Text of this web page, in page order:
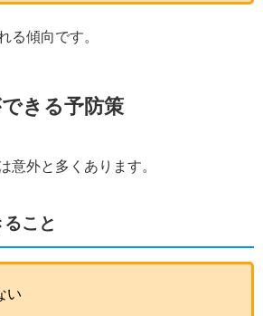
る傾向です。
きる予防策
意外と多くあります。
こと
い